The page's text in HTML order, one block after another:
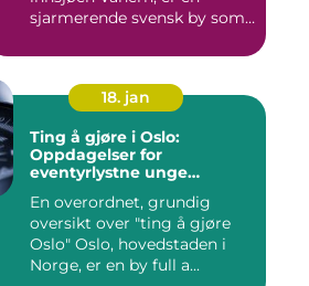
sjarmerende svensk by som
18. jan
Ting å gjøre i Oslo:
Oppdagelser for
eventyrlystne unge
En overordnet, grundig
oversikt over "ting å gjøre
Oslo" Oslo, hovedstaden i
Norge, er en by full a...